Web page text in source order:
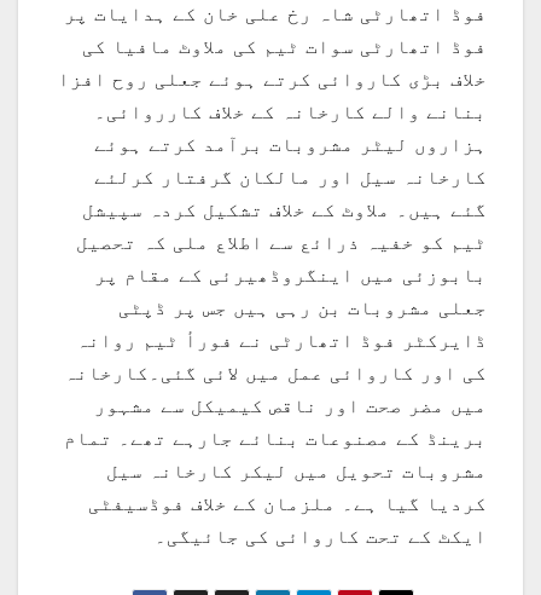
فوڈ اتھارٹی شاہ رخ علی خان کے ہدایات پر
فوڈ اتھارٹی سوات ٹیم کی ملاوٹ مافیا کی
خلاف بڑی کاروائی کرتے ہوئے جعلی روح افزا
بنانے والے کارخانہ کے خلاف کارروائی۔
ہزاروں لیٹر مشروبات برآمد کرتے ہوئے
کارخانہ سیل اور مالکان گرفتار کرلئے
گئے ہیں۔ ملاوٹ کے خلاف تشکیل کردہ سپیشل
ٹیم کو خفیہ ذرائع سے اطلاع ملی کہ تحصیل
بابوزئی میں اینگروڈھیرئی کے مقام پر
جعلی مشروبات بن رہی ہیں جس پر ڈپٹی
ڈایرکٹر فوڈ اتھارٹی نے فورأ ٹیم روانہ
کی اور کاروائی عمل میں لائی گئی۔کارخانہ
میں مضر صحت اور ناقص کیمیکل سے مشہور
برینڈ کے مصنوعات بنائے جارہے تھے۔ تمام
مشروبات تحویل میں لیکر کارخانہ سیل
کردیا گیا ہے۔ ملزمان کے خلاف فوڈسیفٹی
ایکٹ کے تحت کاروائی کی جائیگی۔